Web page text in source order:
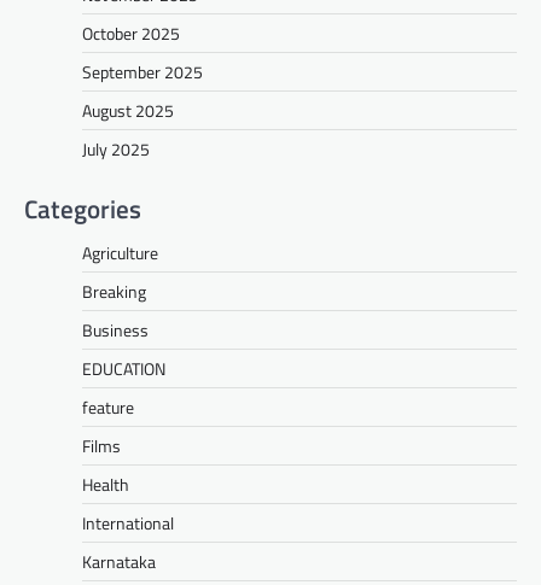
October 2025
September 2025
August 2025
July 2025
Categories
Agriculture
Breaking
Business
EDUCATION
feature
Films
Health
International
Karnataka